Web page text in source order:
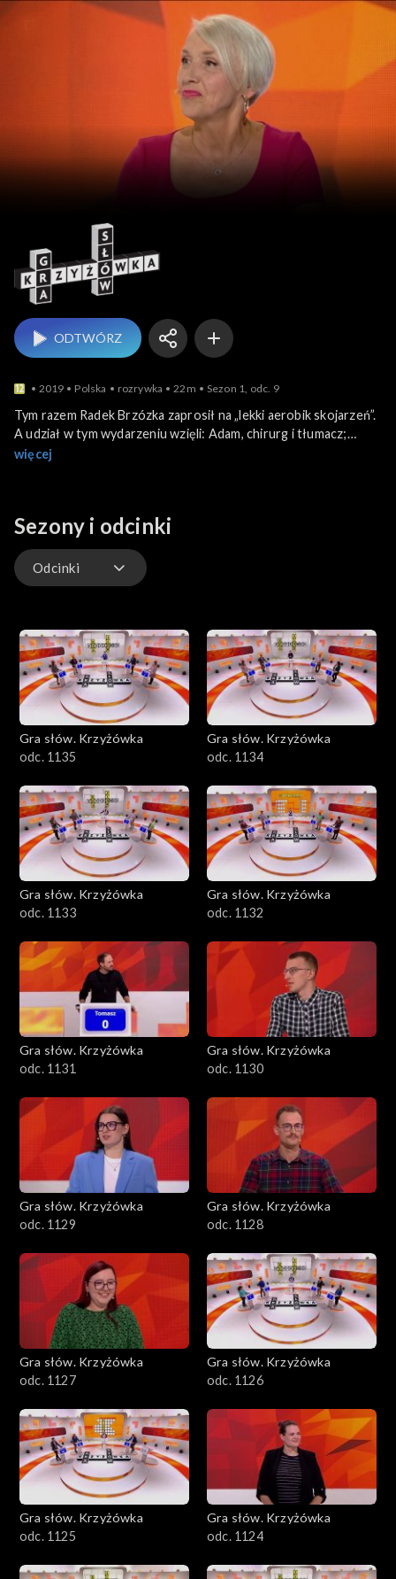
Gra słów. Krzyżówka
ODTWÓRZ
2019 Polska rozrywka 22m Sezon 1, odc. 9
Tym razem Radek Brzózka zaprosił na „lekki aerobik skojarzeń”.
A udział w tym wydarzeniu wzięli: Adam, chirurg i tłumacz;
Michał, urodzony artysta, który tańczy, śpiewa, a jego plan na
więcej
Sezony i odcinki
Odcinki
Gra słów. Krzyżówka
odc. 1135
Gra słów. Krzyżówka
odc. 1134
Gra słów. Krzyżówka
odc. 1133
Gra słów. Krzyżówka
odc. 1132
Gra słów. Krzyżówka
odc. 1131
Gra słów. Krzyżówka
odc. 1130
Gra słów. Krzyżówka
odc. 1129
Gra słów. Krzyżówka
odc. 1128
Gra słów. Krzyżówka
odc. 1127
Gra słów. Krzyżówka
odc. 1126
Gra słów. Krzyżówka
odc. 1125
Gra słów. Krzyżówka
odc. 1124